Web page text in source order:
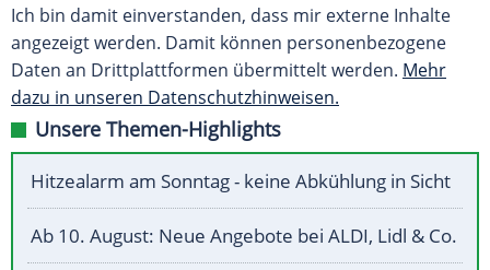
Ich bin damit einverstanden, dass mir externe Inhalte
angezeigt werden. Damit können personenbezogene
Daten an Drittplattformen übermittelt werden. Mehr
dazu in unseren Datenschutzhinweisen.
Unsere Themen-Highlights
Hitzealarm am Sonntag - keine Abkühlung in Sicht
Ab 10. August: Neue Angebote bei ALDI, Lidl & Co.